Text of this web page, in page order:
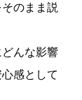
のまま説
んな影響
感として